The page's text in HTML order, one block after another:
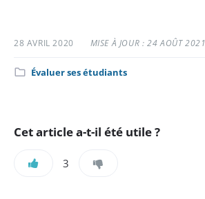
28 AVRIL 2020 MISE À JOUR : 24 AOÛT 2021
Catégorie
Évaluer ses étudiants
Cet article a-t-il été utile ?
3